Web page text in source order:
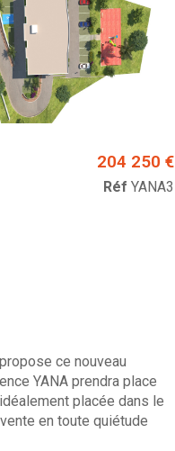
204 250 €
Réf YANA3
ce nouveau
YANA prendra place
placée dans le
en toute quiétude